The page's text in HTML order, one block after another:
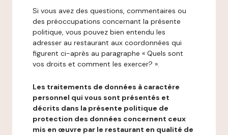
Si vous avez des questions, commentaires ou
des préoccupations concernant la présente
politique, vous pouvez bien entendu les
adresser au restaurant aux coordonnées qui
figurent ci-après au paragraphe « Quels sont
vos droits et comment les exercer? ».
Les traitements de données à caractère
personnel qui vous sont présentés et
décrits dans la présente politique de
protection des données concernent ceux
mis en œuvre par le restaurant en qualité de